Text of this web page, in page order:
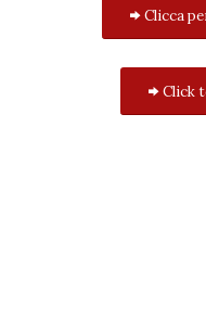
Clicca
Click